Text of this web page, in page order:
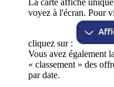
voyez à l'écran. Pour
cliquez sur :
Vous avez également
« classement » des
par date.